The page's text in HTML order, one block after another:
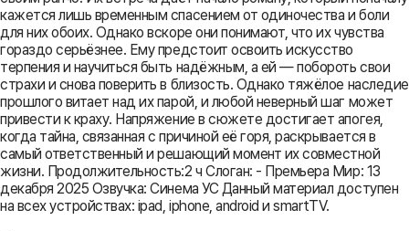
кажется лишь временным спасением от одиночества и боли
для них обоих. Однако вскоре они понимают, что их чувства
гораздо серьёзнее. Ему предстоит освоить искусство
терпения и научиться быть надёжным, а ей — побороть свои
страхи и снова поверить в близость. Однако тяжёлое наследие
прошлого витает над их парой, и любой неверный шаг может
привести к краху. Напряжение в сюжете достигает апогея,
когда тайна, связанная с причиной её горя, раскрывается в
самый ответственный и решающий момент их совместной
жизни. Продолжительность:2 ч Слоган: - Премьера Мир: 13
декабря 2025 Озвучка: Синема УС Данный материал доступен
на всех устройствах: ipad, iphone, android и smartTV.